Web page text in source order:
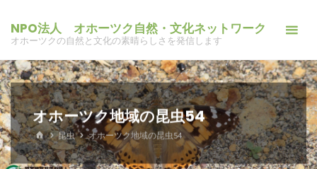
ン
ツ
へ
ス
キ
ッ
NPO法人 オホーツク自然・文化ネットワーク
オホーツクの自然と文化の素晴らしさを発信します
オホーツク地域の昆虫54
ホ
ー
ム
昆虫 オホーツク地域の昆虫54